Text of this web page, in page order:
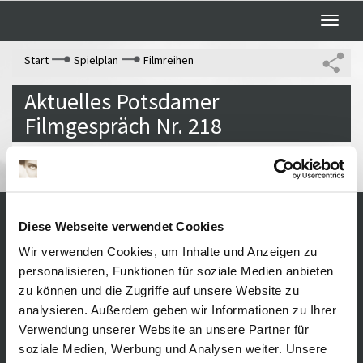
Diese Webseite verwendet Cookies
Wir verwenden Cookies, um Inhalte und Anzeigen zu
personalisieren, Funktionen für soziale Medien anbieten
zu können und die Zugriffe auf unsere Website zu
analysieren. Außerdem geben wir Informationen zu Ihrer
Verwendung unserer Website an unsere Partner für
soziale Medien, Werbung und Analysen weiter. Unsere
Toggle
Start
Spielplan Filmreihen
Aktuelles Potsdamer
Filmgespräch Nr. 218
Öffnungszeiten /
Preise
Führungen /
Vermittlung
Über uns
Freundeskreis
Sitemap
Datenschutz
Cookie-
Einstellungen